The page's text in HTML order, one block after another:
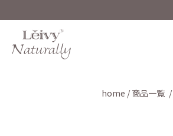
home 商品一覧